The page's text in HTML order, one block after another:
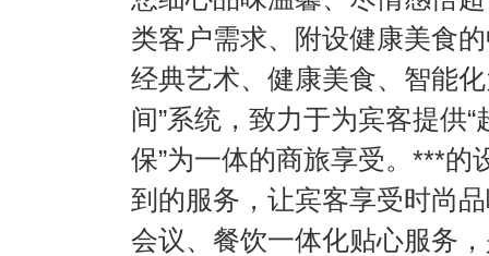
类客户需求、附设健康美食
经典艺术、健康美食、智能
间”系统，致力于为宾客提供
保”为一体的商旅享受。***
到的服务，让宾客享受时尚
会议、餐饮一体化贴心服务